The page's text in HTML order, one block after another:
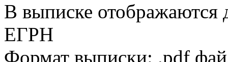
В выписке
ЕГРН
Формат выписки: .pdf